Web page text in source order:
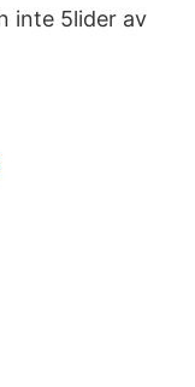
inte 5lider av